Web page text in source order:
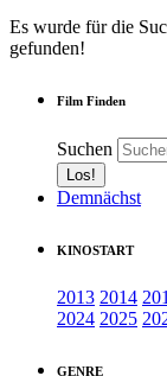
Es wurde für die
gefunden!
Film Finden
Suchen
Demnächst
KINOSTART
2013 2014
2024 2025
GENRE